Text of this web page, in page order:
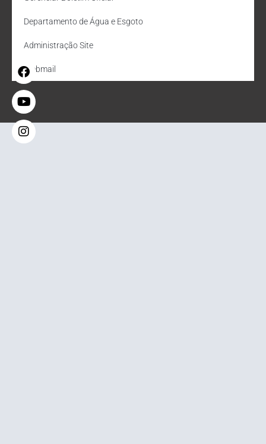
Departamento de Água e Esgoto
Administração Site
Webmail